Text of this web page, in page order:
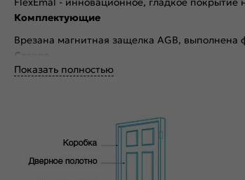
Комплектующие
Врезана магнитная защелка AGB,
Стекло
Без стекла
Дверь скрытого монтажа с внутреннем
PUR-клея необратимой полимеризации. По
Показать полностью